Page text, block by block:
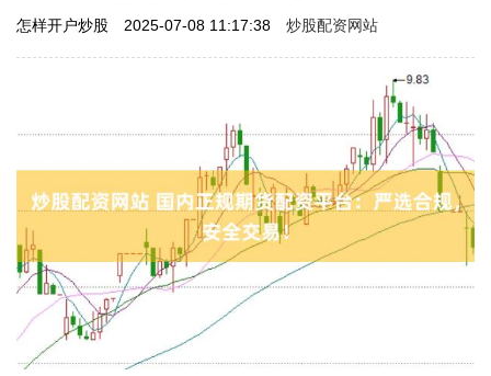
怎样开户炒股 2025-07-08 11:17:38 炒股配资网站